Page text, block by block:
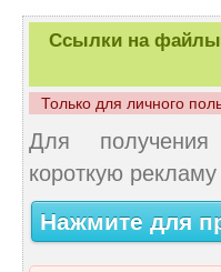
Ссылки на файлы
Только для личного
Для получения
короткую рекламу
Нажмите для